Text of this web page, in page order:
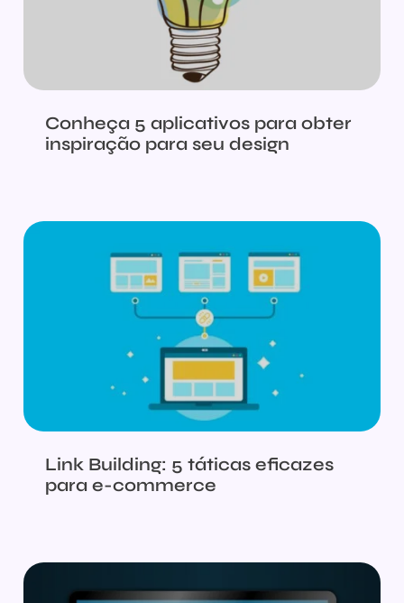
Conheça 5 aplicativos para obter
inspiração para seu design
Link Building: 5 táticas eficazes
para e-commerce